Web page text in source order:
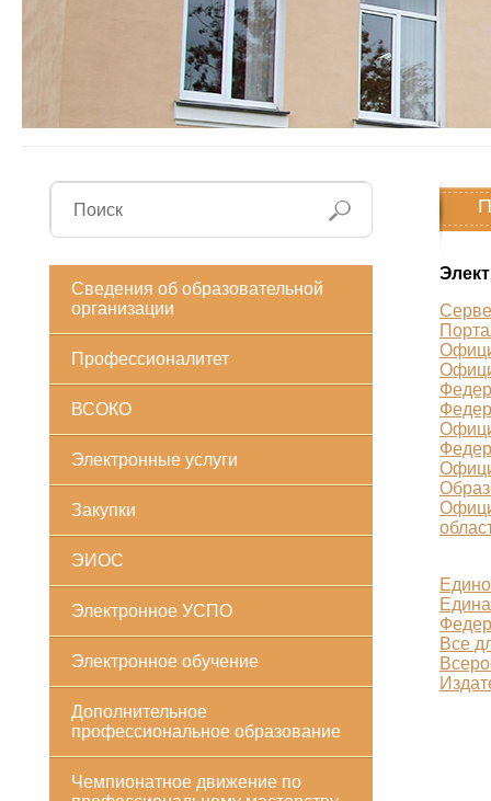
Сведения об образовательной
организации
Профессионалитет
ВСОКО
Электронные услуги
Закупки
ЭИОС
Электронное УСПО
Электронное обучение
Дополнительное
профессиональное образование
Чемпионатное движение по
Все